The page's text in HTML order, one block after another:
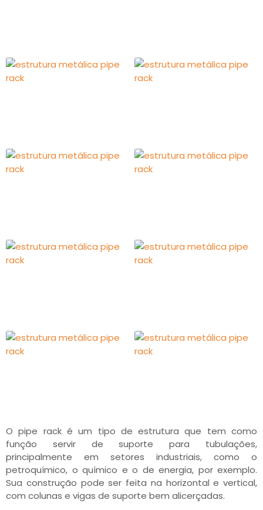
O pipe rack é um tipo de estrutura que tem como
função servir de suporte para tubulações,
principalmente em setores industriais, como o
petroquímico, o químico e o de energia, por exemplo.
Sua construção pode ser feita na horizontal e vertical,
com colunas e vigas de suporte bem alicerçadas.